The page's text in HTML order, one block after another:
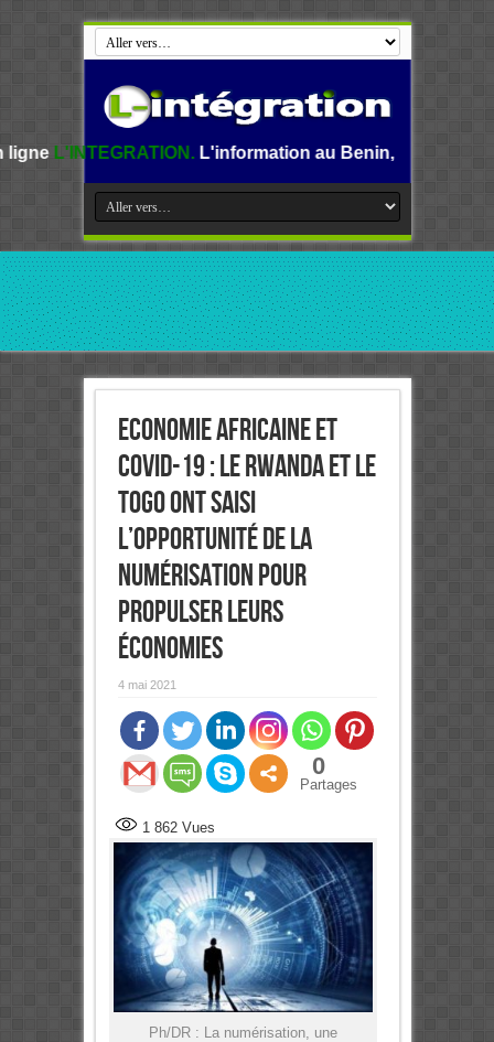
L'information au Benin, en Afrique et dans le
Economie africaine et
Covid-19 : Le Rwanda et le
Togo ont saisi
l’opportunité de la
numérisation pour
propulser leurs
économies
4 mai 2021
0
Partages
1 862Vues
Ph/DR : La numérisation, une